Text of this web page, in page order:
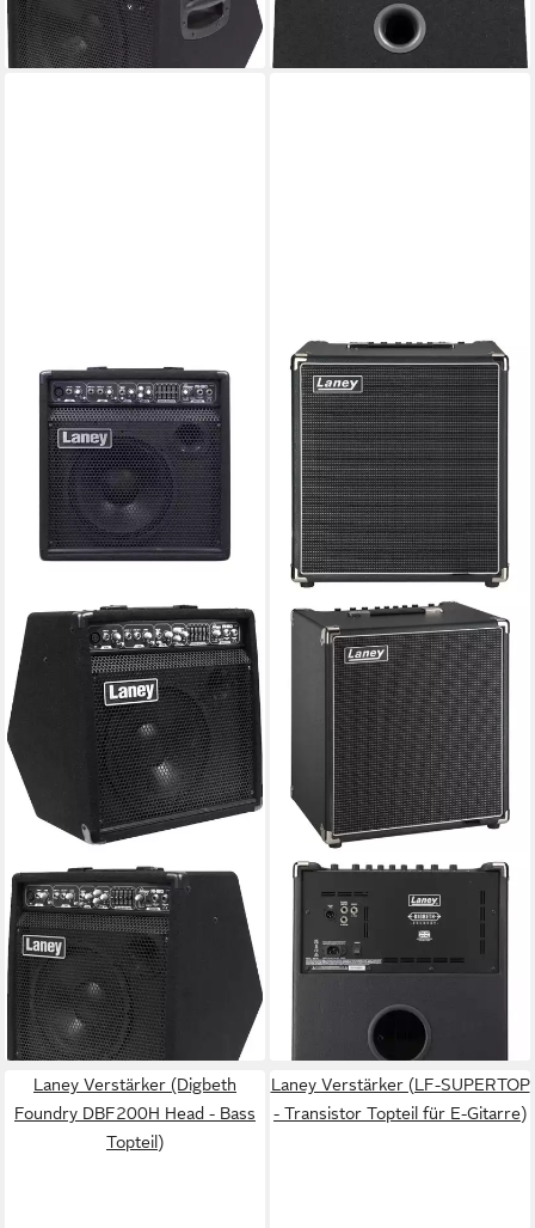
16,59 €mtl. in 48 Raten
lieferbar - in 3-4 Werktagen bei dir
mtl. in 24 Raten
lieferbar - in 3-4 Werktagen bei dir
LANEY
Verstärker (AH 80 Audiohub
Combo - Keyboardverstärker)
430,92 €
15,46 € mtl. in 36 Raten
lieferbar - in 3-4 Werktagen bei dir
LANEY
Verstärker (Digbeth Foundry
DBF100 Combo - Bass
Combo Verstärker)
mtl. in 24 Raten
lieferbar - in 3-4 Werktagen bei dir
Laney Verstärker (Digbeth
Foundry DBF200H Head - Bass
Topteil)
Laney Verstärker (LF-SUPERTOP
- Transistor Topteil für E-Gitarre)